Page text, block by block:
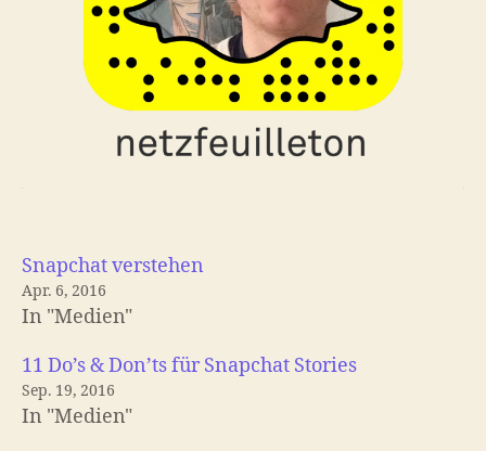
Snapchat verstehen
Apr. 6, 2016
In "Medien"
11 Do’s & Don’ts für Snapchat Stories
Sep. 19, 2016
In "Medien"